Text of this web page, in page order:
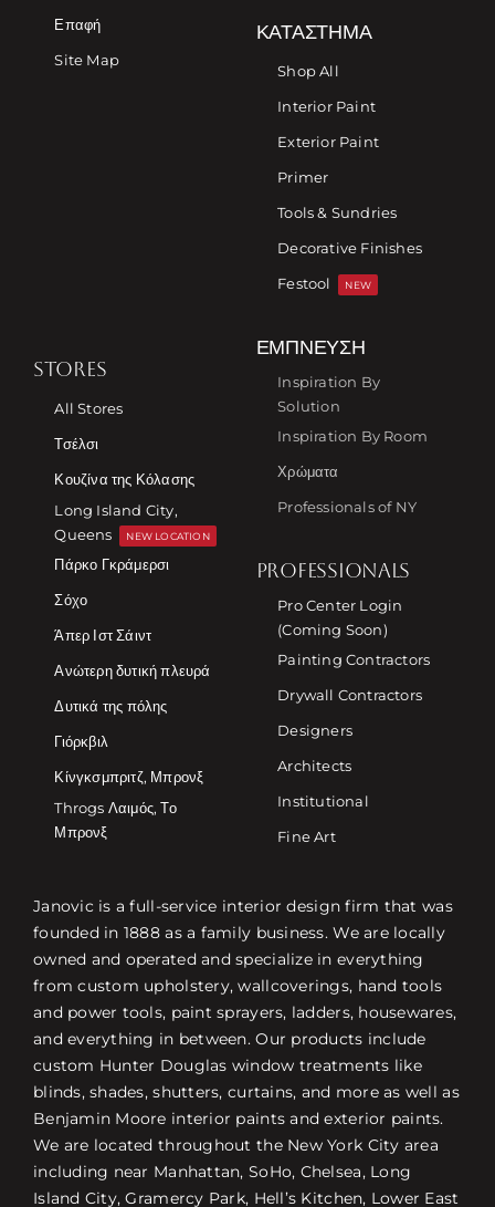
Επαφή
Site Map
ΚΑΤΆΣΤΗΜΑ
Shop All
Interior Paint
Exterior Paint
Primer
Tools & Sundries
Decorative Finishes
Festool
NEW
STORES
All Stores
Τσέλσι
Κουζίνα της Κόλασης
Long Island City,
Queens
NEW LOCATION
Πάρκο Γκράμερσι
Σόχο
Άπερ Ιστ Σάιντ
Ανώτερη δυτική πλευρά
Δυτικά της πόλης
Γιόρκβιλ
Κίνγκσμπριτζ, Μπρονξ
Throgs Λαιμός, Το
Μπρονξ
ΈΜΠΝΕΥΣΗ
Inspiration By
Solution
Inspiration By Room
Χρώματα
Professionals of NY
PROFESSIONALS
Pro Center Login
(Coming Soon)
Painting Contractors
Drywall Contractors
Designers
Architects
Institutional
Fine Art
Janovic is a full-service interior design firm that was
founded in 1888 as a family business. We are locally
owned and operated and specialize in everything
from custom upholstery, wallcoverings, hand tools
and power tools, paint sprayers, ladders, housewares,
and everything in between. Our products include
custom Hunter Douglas window treatments like
blinds, shades, shutters, curtains, and more as well as
Benjamin Moore interior paints and exterior paints.
We are located throughout the New York City area
including near Manhattan, SoHo, Chelsea, Long
Island City, Gramercy Park, Hell’s Kitchen, Lower East